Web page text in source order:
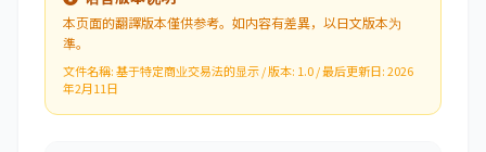
本页面的翻譯版本僅供参考。如内容有差異，以日文版本为
準。
文件名稱: 基于特定商业交易法的显示 / 版本: 1.0 / 最后更新日: 2026
年2月11日